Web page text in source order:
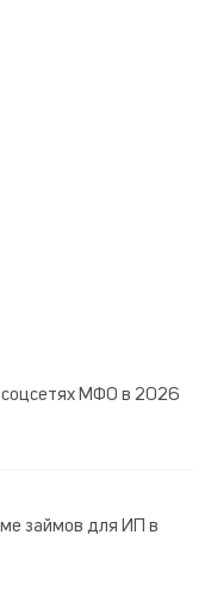
соцсетях МФО в 2026
займов для ИП в